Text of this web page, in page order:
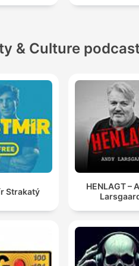
& Culture
Strakatý
HENLAGT –